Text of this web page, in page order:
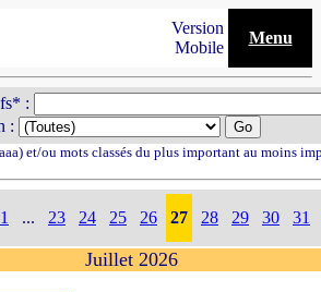
Version
Mobile
Menu
:
:
et/ou mots classés du plus important au moins
1 ... 23 24 25 26 27 28 29 30 31
Juillet 2026